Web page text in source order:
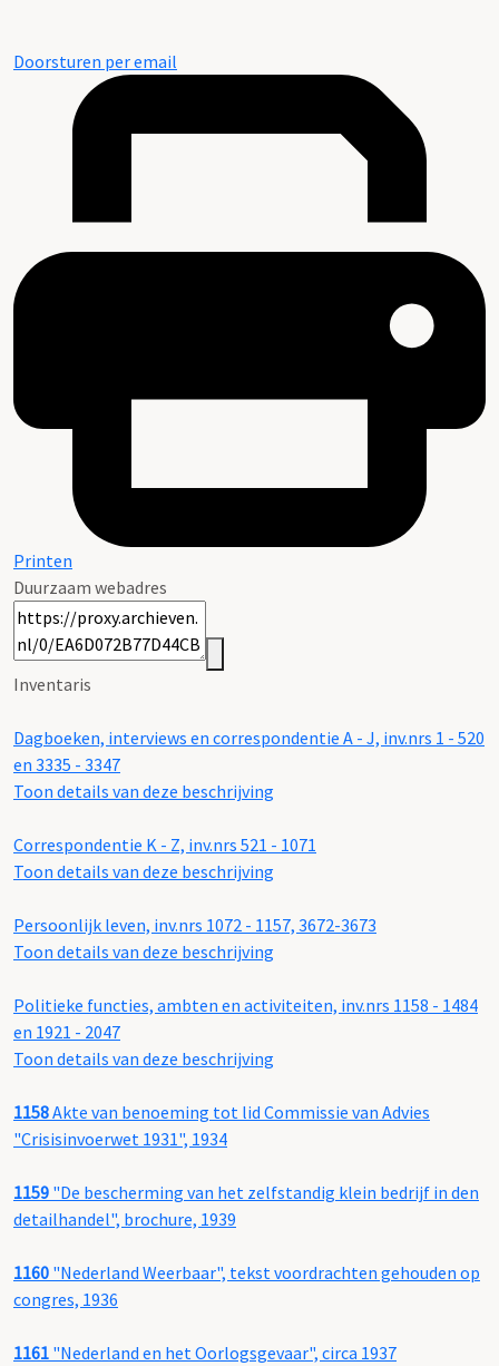
Doorsturen per email
Printen
Duurzaam webadres
Inventaris
Dagboeken, interviews en correspondentie A - J, inv.nrs 1 - 520
en 3335 - 3347
Toon details van deze beschrijving
Correspondentie K - Z, inv.nrs 521 - 1071
Toon details van deze beschrijving
Persoonlijk leven, inv.nrs 1072 - 1157, 3672-3673
Toon details van deze beschrijving
Politieke functies, ambten en activiteiten, inv.nrs 1158 - 1484
en 1921 - 2047
Toon details van deze beschrijving
1158Akte van benoeming tot lid Commissie van Advies
"Crisisinvoerwet 1931", 1934
1159 "De bescherming van het zelfstandig klein bedrijf in den
detailhandel", brochure, 1939
1160 "Nederland Weerbaar", tekst voordrachten gehouden op
congres, 1936
1161 "Nederland en het Oorlogsgevaar", circa 1937